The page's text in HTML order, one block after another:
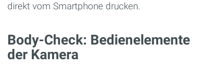
direkt vom Smartphone drucken.
Body-Check: Bedienelemente
der Kamera